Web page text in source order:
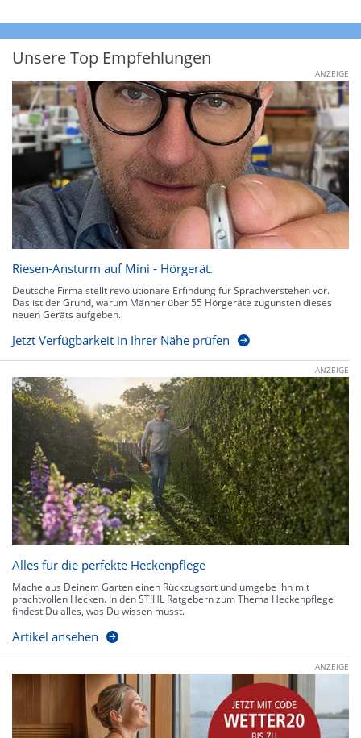
Unsere Top Empfehlungen
ANZEIGE
Riesen-Ansturm auf Mini - Hörgerät.
Deutsche Firma stellt revolutionäre Erfindung für Sprachverstehen vor.
Das ist der Grund, warum Männer über 55 Hörgeräte zugunsten dieses
neuen Geräts aufgeben.
Jetzt Verfügbarkeit in Ihrer Nähe prüfen
ANZEIGE
Alles für die perfekte Heckenpflege
Mache aus Deinem Garten einen Rückzugsort und umgebe ihn mit
prachtvollen Hecken. In den STIHL Ratgebern zum Thema Heckenpflege
findest Du alles, was Du wissen musst.
Artikel ansehen
ANZEIGE